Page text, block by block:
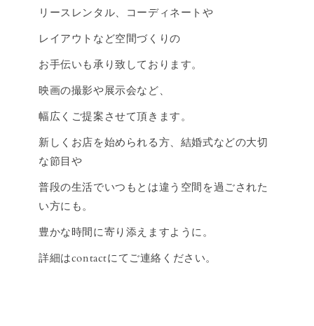
リースレンタル、コーディネートや
レイアウトなど空間づくりの
お手伝いも承り致しております。
映画の撮影や展示会など、
幅広くご提案させて頂きます。
新しくお店を始められる方、結婚式などの大切
な節目や
普段の生活でいつもとは違う空間を過ごされた
い方にも。
豊かな時間に寄り添えますように。
詳細はcontactにてご連絡ください。